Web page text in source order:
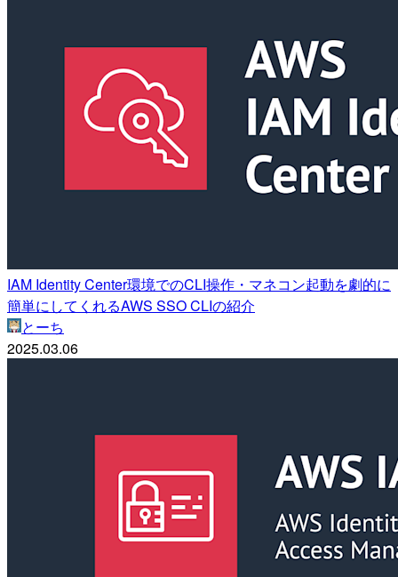
IAM Identity Center環境でのCLI操作・マネコン起動を劇的に
簡単にしてくれるAWS SSO CLIの紹介
とーち
2025.03.06